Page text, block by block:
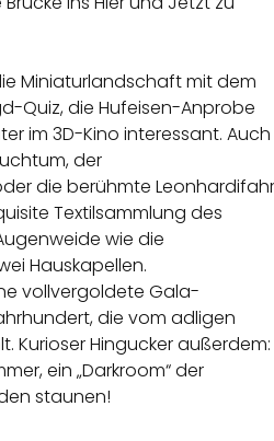
Miniaturlandschaft mit dem
Quiz, die Hufeisen-Anprobe
im 3D-Kino interessant. Auch
der
die berühmte
Textilsammlung des
wie die
Hauskapellen.
vollvergoldete Gala-
die vom adligen
Kurioser Hingucker außerdem:
ein „Darkroom“ der
staunen!